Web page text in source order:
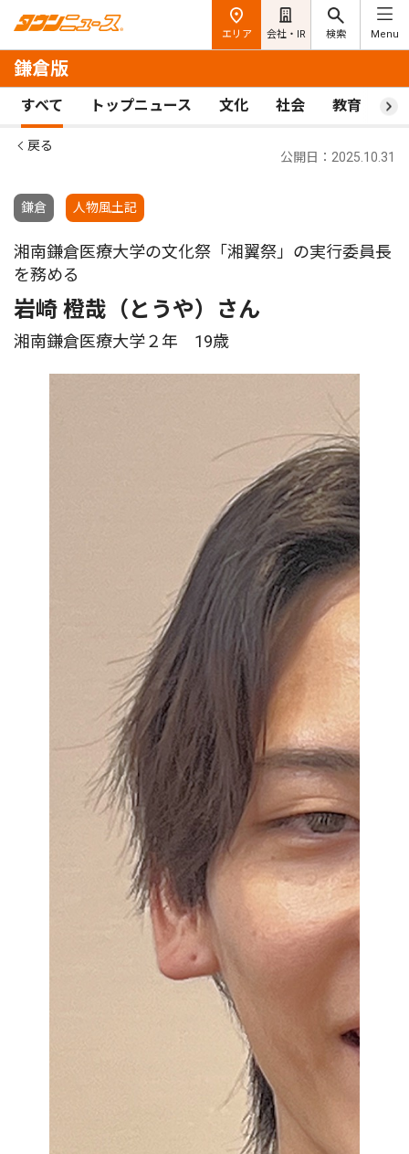
エリア 会社・IR 検索 Menu
鎌倉版
すべて トップニュース 文化 社会 教育 ス
戻る
鎌倉 人物風土記
公開日：2025.10.31
湘南鎌倉医療大学の文化祭「湘翼祭」の実行委員長
を務める
岩崎 橙哉（とうや）さん
湘南鎌倉医療大学２年 19歳